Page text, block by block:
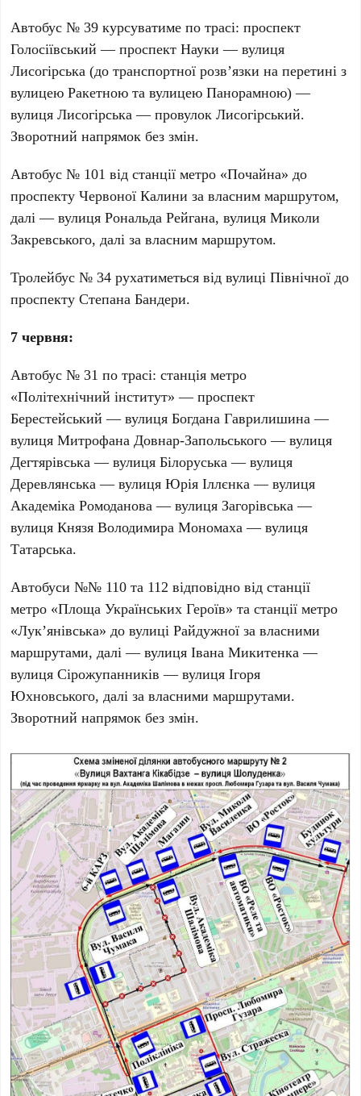
Автобус №39 курсуватиме по трасі: проспект
Голосіївський — проспект Науки — вулиця
Лисогірська (до транспортної розв’язки на перетині з
вулицею Ракетною та вулицею Панорамною) —
вулиця Лисогірська — провулок Лисогірський.
Зворотний напрямок без змін.
Автобус № 101 від станції метро «Почайна» до
проспекту Червоної Калини за власним маршрутом,
далі — вулиця Рональда Рейгана, вулиця Миколи
Закревського, далі за власним маршрутом.
Тролейбус №34 рухатиметься від вулиці Північної до
проспекту Степана Бандери.
7 червня:
Автобус №31 по трасі: станція метро
«Політехнічний інститут» — проспект
Берестейський — вулиця Богдана Гаврилишина —
вулиця Митрофана Довнар-Запольського — вулиця
Дегтярівська — вулиця Білоруська — вулиця
Деревлянська — вулиця Юрія Іллєнка — вулиця
Академіка Ромоданова — вулиця Загорівська —
вулиця Князя Володимира Мономаха — вулиця
Татарська.
Автобуси №№ 110 та 112 відповідно від станції
метро «Площа Українських Героїв» та станції метро
«Лук’янівська» до вулиці Райдужної за власними
маршрутами, далі — вулиця Івана Микитенка —
вулиця Сірожупанників — вулиця Ігоря
Юхновського, далі за власними маршрутами.
Зворотний напрямок без змін.